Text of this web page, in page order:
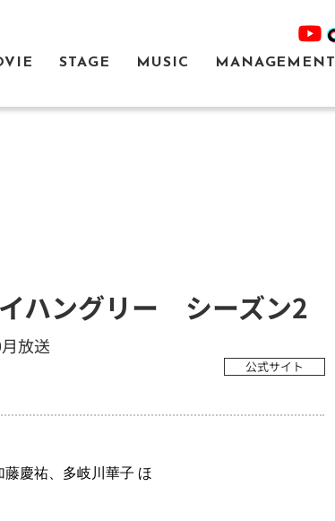
STAGE MUSIC MANAGEMENT
ハングリー シーズン2
放送
公式サイト
藤慶祐、多岐川華子 ほ